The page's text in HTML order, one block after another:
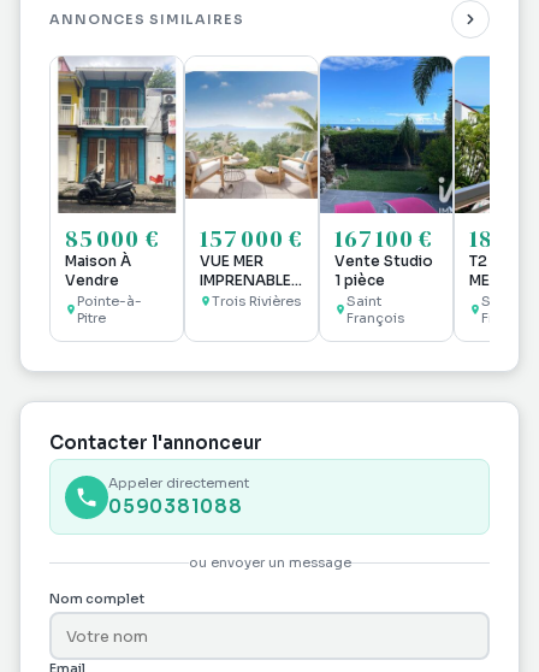
ANNONCES SIMILAIRES
85 000 €
Maison À
Vendre
Pointe-à-
Pitre
157 000 €
VUE MER
IMPRENABLE -
A VENDRE
Rivières
Trois Rivières
167 100 €
Vente Studio
1 pièce
Saint
François
180
T2
MEUBLE
M2 VUE
MARINA
GOLF
SD'EAU
Saint
François
Contacter l'annonceur
Appeler directement
0590381088
ou envoyer un message
Nom complet
Email